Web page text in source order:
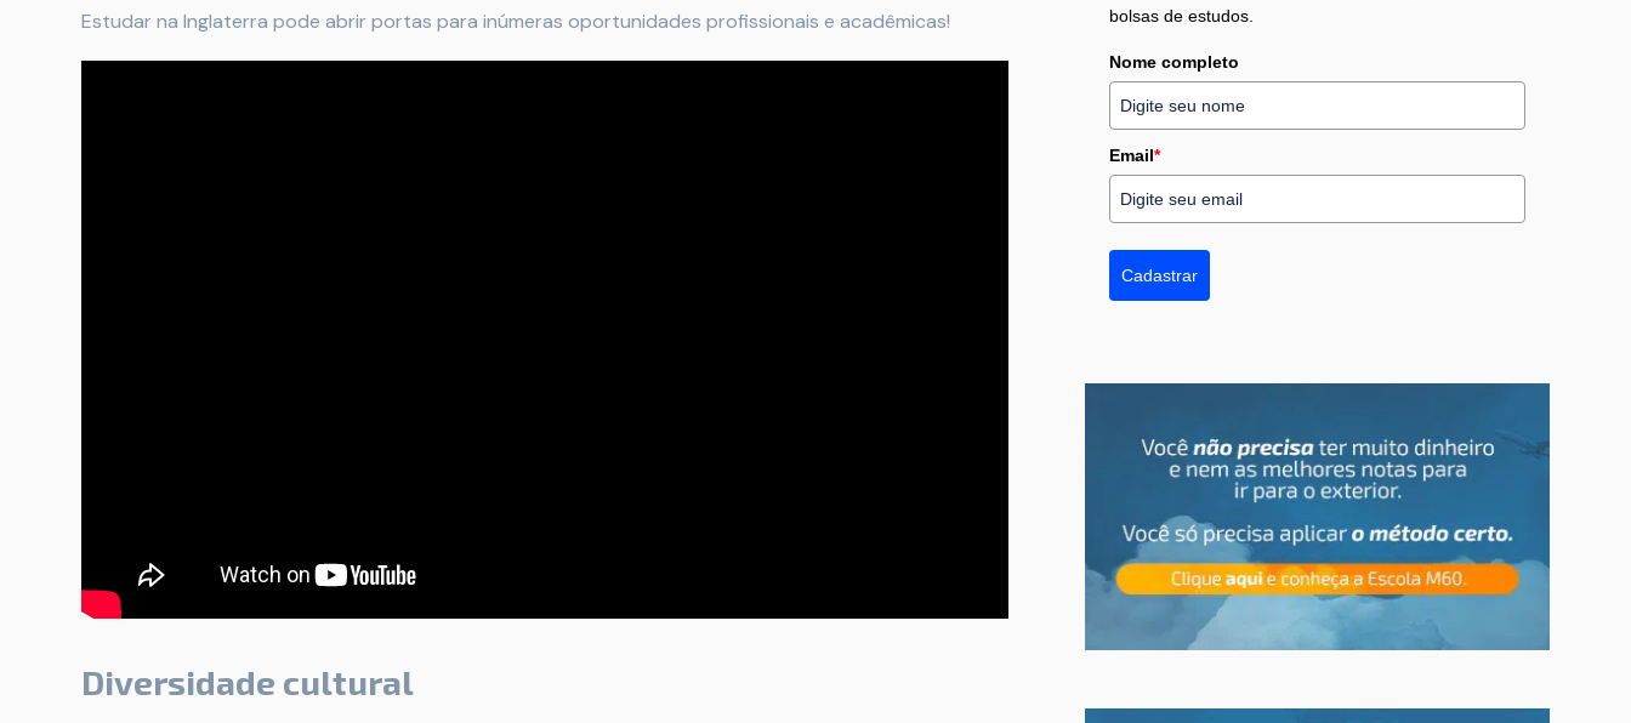
Estudar na Inglaterra pode abrir portas para inúmeras oportunidades profissionais e acadêmicas!
Diversidade cultural
bolsas de estudos.
Nome completo
Email*
Cadastrar